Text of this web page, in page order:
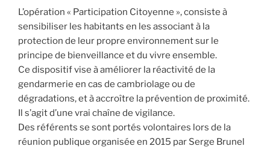
L’opération « Participation Citoyenne », consiste à
sensibiliser les habitants en les associant à la
protection de leur propre environnement sur le
principe de bienveillance et du vivre ensemble.
Ce dispositif vise à améliorer la réactivité de la
gendarmerie en cas de cambriolage ou de
dégradations, et à accroître la prévention de proximité.
Il s’agit d’une vrai chaîne de vigilance.
Des référents se sont portés volontaires lors de la
réunion publique organisée en 2015 par Serge Brunel